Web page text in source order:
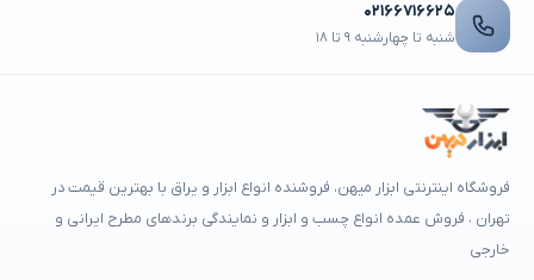
۰۲۱۶۶۷۱۶۶۲۵
شنبه تا چهارشنبه ۹ تا ۱۸
فروشگاه اینترنتی ابزار میهن، فروشنده انواع ابزار و یراق با بهترین قیمت در
تهران ، فروش عمده انواع چسب و ابزار و نمایندگی برندهای مطرح ایرانی و
خارجی